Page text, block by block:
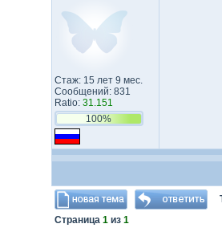
Стаж: 15 лет 9 мес.
Сообщений: 831
Ratio: 31.151
100%
Страница 1из 1